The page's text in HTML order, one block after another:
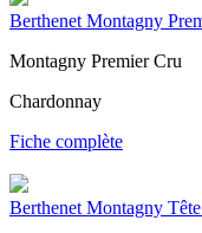
Berthenet Montagny
Montagny Premier Cru
Chardonnay
Fiche complète
Berthenet Montagny